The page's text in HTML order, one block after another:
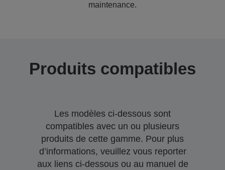
maintenance.
Produits compatibles
Les modèles ci-dessous sont
compatibles avec un ou plusieurs
produits de cette gamme. Pour plus
d’informations, veuillez vous reporter
aux liens ci-dessous ou au manuel de